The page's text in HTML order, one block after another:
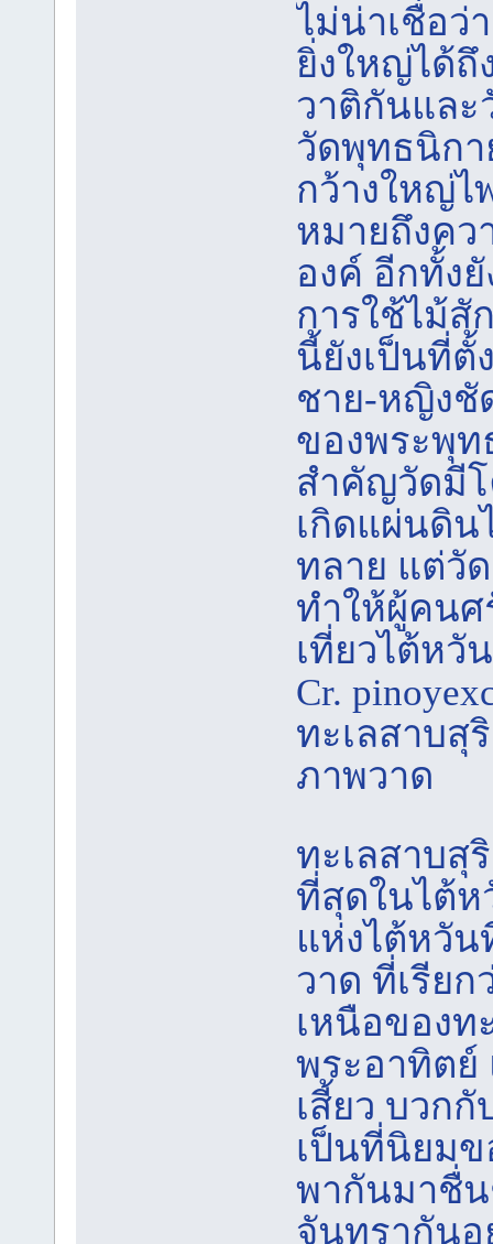
ไม่น่าเชื่อว่
ยิ่งใหญ่ได้ถึ
วาติกันและ
วัดพุทธนิก
กว้างใหญ่
หมายถึงคว
องค์ อีกทั้ง
การใช้ไม้สั
นี้ยังเป็นที่ตั้
ชาย-หญิงชั
ของพระพุท
สำคัญวัดมีโ
เกิดแผ่นดิน
ทลาย แต่วั
ทำให้ผู้คนศ
เที่ยวไต้หวัน
Cr.
ทะเลสาบสุ
ภาพวาด
ทะเลสาบสุ
ที่สุดในไต้ห
แห่งไต้หวัน
วาด ที่เรีย
เหนือของท
พระอาทิตย์
เสี้ยว บวก
เป็นที่นิยมข
พากันมาชื่
จันทรากันอ